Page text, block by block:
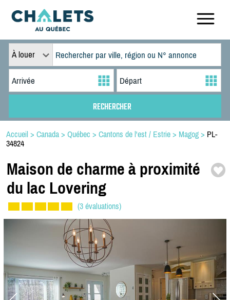
À louer
Accueil > Canada > Québec > Cantons de l'est / Estrie > Magog > PL-
34824
Maison de charme à proximité
du lac Lovering
(3 évaluations)